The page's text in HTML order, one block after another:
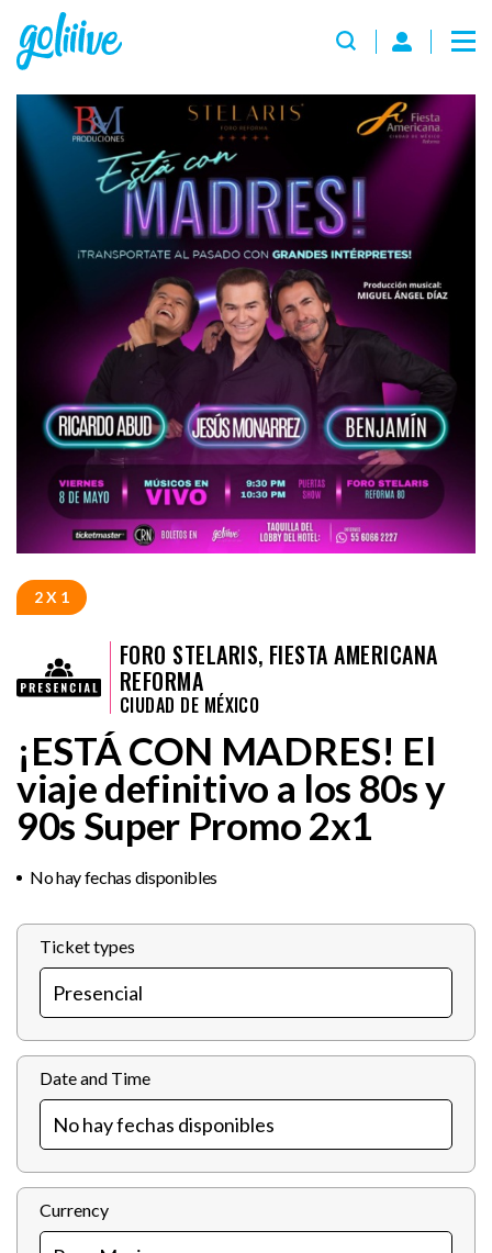
FORO STELARIS, FIESTA AMERICANA
REFORMA
CIUDAD DE MÉXICO
2 X 1
¡ESTÁ CON MADRES! El
viaje definitivo a los 80s y
90s Super Promo 2x1
No hay fechas disponibles
Ticket types
Date and Time
Currency